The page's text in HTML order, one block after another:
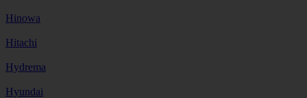
Hinowa
Hitachi
Hydrema
Hyundai